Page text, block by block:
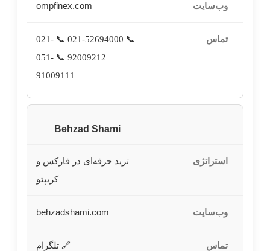
ompfinex.com
📞 021-52694000
📞 021-
92009212
📞 051-
91009111
Behzad Shami
ترید حرفه‌ای در فارکس و
کریپتو
behzadshami.com
🔗 تلگرام